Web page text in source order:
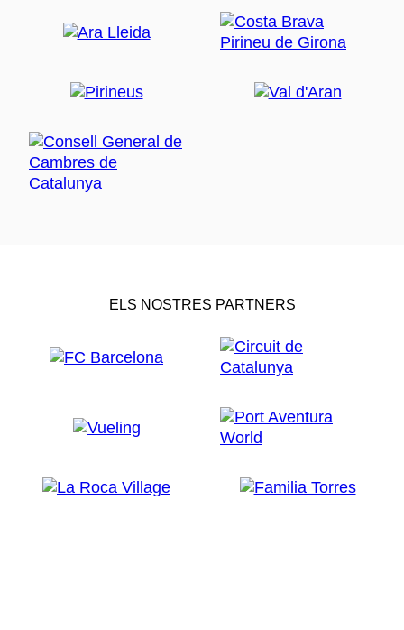
ELS NOSTRES PARTNERS